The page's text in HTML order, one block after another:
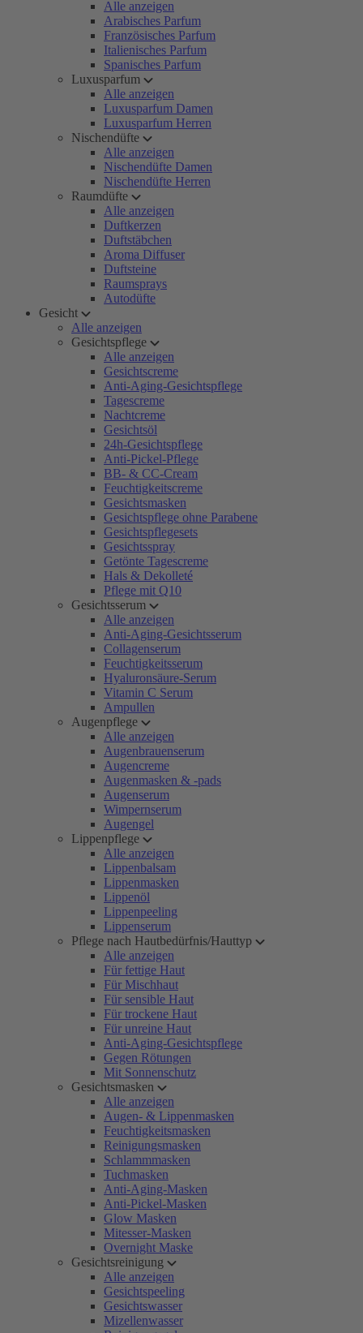
Alle anzeigen
Arabisches Parfum
Französisches Parfum
Italienisches Parfum
Spanisches Parfum
Luxusparfum
Alle anzeigen
Luxusparfum Damen
Luxusparfum Herren
Nischendüfte
Alle anzeigen
Nischendüfte Damen
Nischendüfte Herren
Raumdüfte
Alle anzeigen
Duftkerzen
Duftstäbchen
Aroma Diffuser
Duftsteine
Raumsprays
Autodüfte
Gesicht
Alle anzeigen
Gesichtspflege
Alle anzeigen
Gesichtscreme
Anti-Aging-Gesichtspflege
Tagescreme
Nachtcreme
Gesichtsöl
24h-Gesichtspflege
Anti-Pickel-Pflege
BB- & CC-Cream
Feuchtigkeitscreme
Gesichtsmasken
Gesichtspflege ohne Parabene
Gesichtspflegesets
Gesichtsspray
Getönte Tagescreme
Hals & Dekolleté
Pflege mit Q10
Gesichtsserum
Alle anzeigen
Anti-Aging-Gesichtsserum
Collagenserum
Feuchtigkeitsserum
Hyaluronsäure-Serum
Vitamin C Serum
Ampullen
Augenpflege
Alle anzeigen
Augenbrauenserum
Augencreme
Augenmasken & -pads
Augenserum
Wimpernserum
Augengel
Lippenpflege
Alle anzeigen
Lippenbalsam
Lippenmasken
Lippenöl
Lippenpeeling
Lippenserum
Pflege nach Hautbedürfnis/Hauttyp
Alle anzeigen
Für fettige Haut
Für Mischhaut
Für sensible Haut
Für trockene Haut
Für unreine Haut
Anti-Aging-Gesichtspflege
Gegen Rötungen
Mit Sonnenschutz
Gesichtsmasken
Alle anzeigen
Augen- & Lippenmasken
Feuchtigkeitsmasken
Reinigungsmasken
Schlammmasken
Tuchmasken
Anti-Aging-Masken
Anti-Pickel-Masken
Glow Masken
Mitesser-Masken
Overnight Maske
Gesichtsreinigung
Alle anzeigen
Gesichtspeeling
Gesichtswasser
Mizellenwasser